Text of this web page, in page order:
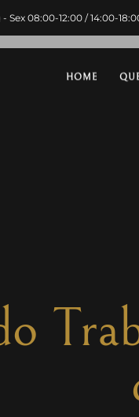
- Sex 08:00-12:00 / 14:00-
HOME